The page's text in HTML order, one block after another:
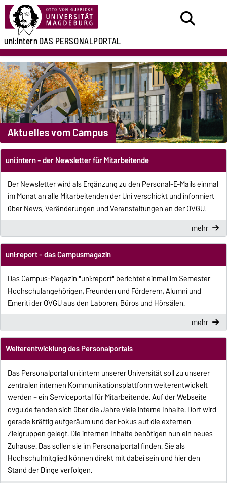
uni:internDAS PERSONALPORTAL
Aktuelles vom Campus
uni:intern - der Newsletter für Mitarbeitende
Der Newsletter wird als Ergänzung zu den Personal-E-Mails einmal
im Monat an alle Mitarbeitenden der Uni verschickt und informiert
über News, Veränderungen und Veranstaltungen an der OVGU.
mehr
uni:report - das Campusmagazin
Das Campus-Magazin "uni:report" berichtet einmal im Semester
Hochschulangehörigen, Freunden und Förderern, Alumni und
Emeriti der OVGU aus den Laboren, Büros und Hörsälen.
mehr
Weiterentwicklung des Personalportals
Das Personalportal uni:intern unserer Universität soll zu unserer
zentralen internen Kommunikationsplattform weiterentwickelt
werden – ein Serviceportal für Mitarbeitende. Auf der Webseite
ovgu.de fanden sich über die Jahre viele interne Inhalte. Dort wird
gerade kräftig aufgeräum und der Fokus auf die externen
Zielgruppen gelegt. Die internen Inhalte benötigen nun ein neues
Zuhause. Das sollen sie im Personalportal finden. Sie als
Hochschulmitglied können direkt mit dabei sein und hier den
Stand der Dinge verfolgen.